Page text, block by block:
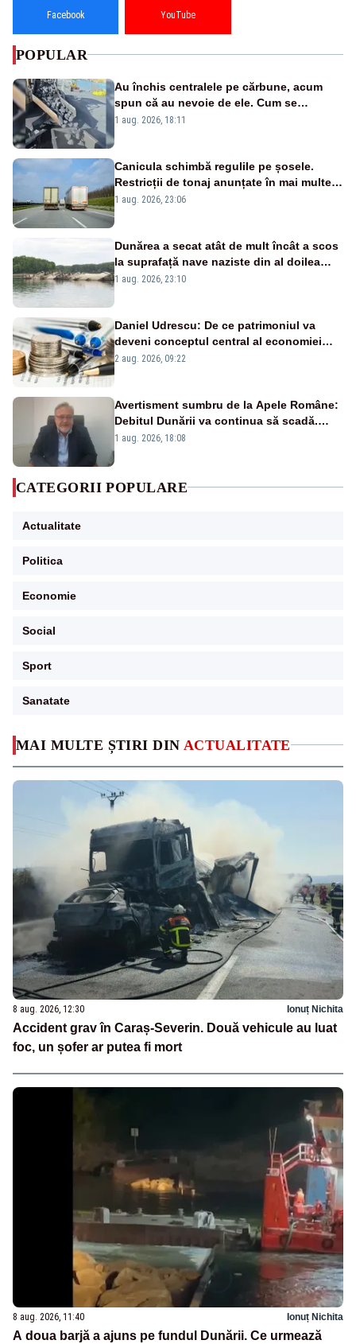
MAI MULTE ȘTIRI DIN ACTUALITATE
8 aug. 2026, 12:30 Ionuț Nichita
Accident grav în Caraș-Severin. Două vehicule au luat
foc, un șofer ar putea fi mort
8 aug. 2026, 11:40 Ionuț Nichita
A doua barjă a ajuns pe fundul Dunării. Ce urmează
Facebook YouTube
POPULAR
Au închis centralele pe cărbune, acum
spun că au nevoie de ele. Cum se
pasează vina în plină criză energetică
1 aug. 2026, 18:11
Canicula schimbă regulile pe șosele.
Restricții de tonaj anunțate în mai multe
județe
1 aug. 2026, 23:06
Dunărea a secat atât de mult încât a scos
la suprafață nave naziste din al doilea
război mondial
1 aug. 2026, 23:10
Daniel Udrescu: De ce patrimoniul va
deveni conceptul central al economiei
viitoare?
2 aug. 2026, 09:22
Avertisment sumbru de la Apele Române:
Debitul Dunării va continua să scadă.
Cernavodă s-ar putea închide în 4 zile
1 aug. 2026, 18:08
CATEGORII POPULARE
Actualitate
Politica
Economie
Social
Sport
Sanatate